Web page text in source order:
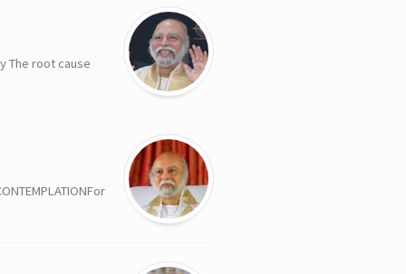
The root cause